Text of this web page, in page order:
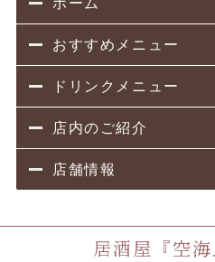
ホーム
おすすめメニュー
ドリンクメニュー
店内のご紹介
店舗情報
居酒屋『空